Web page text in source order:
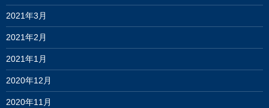
2021年3月
2021年2月
2021年1月
2020年12月
2020年11月